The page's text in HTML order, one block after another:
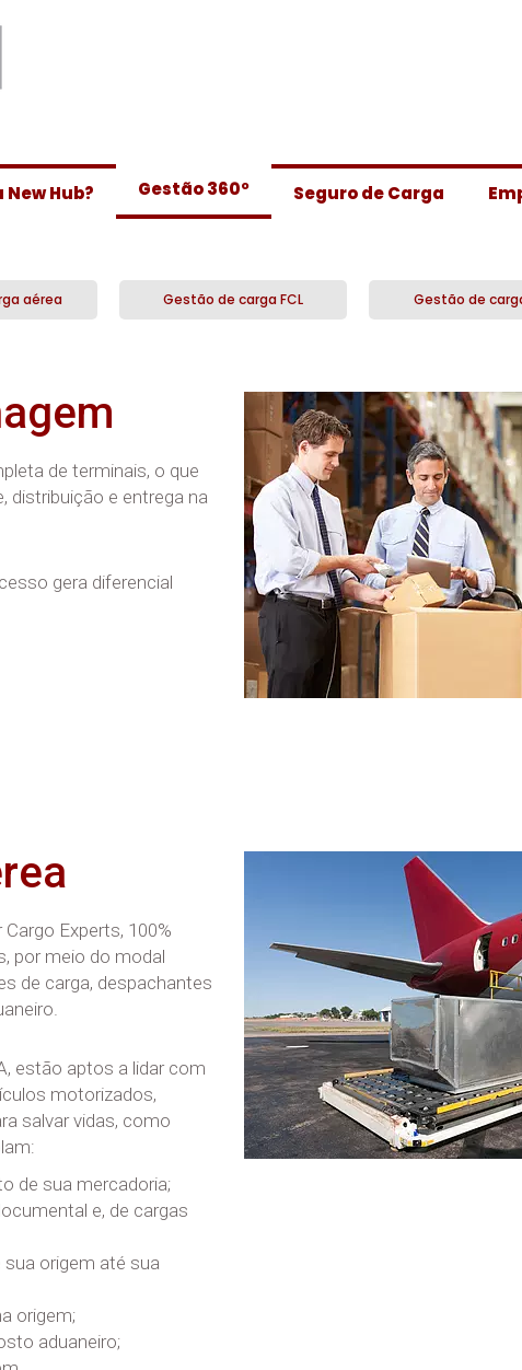
New Hub? Gestão 360º Seguro de Carga
aérea Gestão de carga FCL Gestão de
de terminais, o que
distribuição e entrega na
gera diferencial
Experts, 100%
por meio do modal
de carga, despachantes
estão aptos a lidar com
motorizados,
salvar vidas, como
de sua mercadoria;
e, de cargas
origem até sua
origem;
aduaneiro;